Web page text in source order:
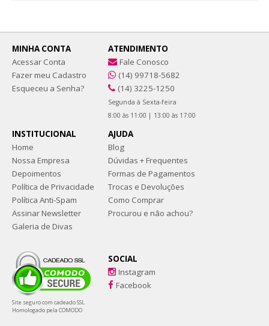
MINHA CONTA
Acessar Conta
Fazer meu Cadastro
Esqueceu a Senha?
ATENDIMENTO
Fale Conosco
(14) 99718-5682
(14) 3225-1250
Segunda à Sexta-feira
8:00 às 11:00 | 13:00 às 17:00
INSTITUCIONAL
Home
Nossa Empresa
Depoimentos
Política de Privacidade
Política Anti-Spam
Assinar Newsletter
Galeria de Divas
AJUDA
Blog
Dúvidas + Frequentes
Formas de Pagamentos
Trocas e Devoluções
Como Comprar
Procurou e não achou?
Site seguro com cadeado SSL
Homologado pela COMODO
SOCIAL
Instagram
Facebook